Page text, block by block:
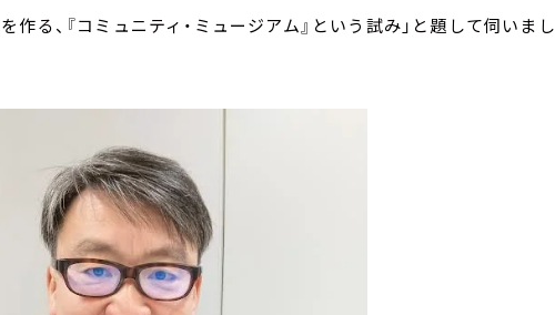
作る、『コミュニティ・ミュージアム』という試み」と題して伺いまし